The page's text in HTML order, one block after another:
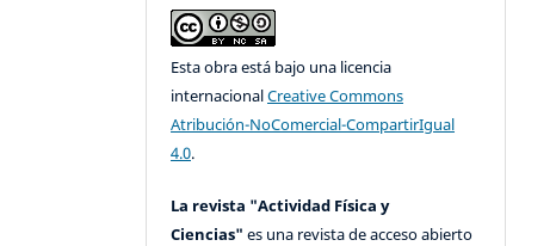
Esta obra está bajo una licencia
internacionalCreative Commons
Atribución-NoComercial-CompartirIgual
4.0.
La revista "Actividad Física y
Ciencias"es una revista de acceso abierto